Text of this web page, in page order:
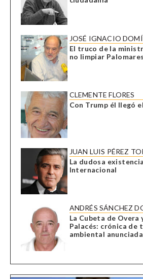
JOSÉ IGNACIO
El truco de la
no limpiar Palomares
CLEMENTE FLORES
Con Trump él llegó
JUAN LUIS PÉREZ
La dudosa
Internacional
ANDRÉS SÁNCHEZ
La Cubeta de Overa
Palacés: crónica de
ambiental anunciada